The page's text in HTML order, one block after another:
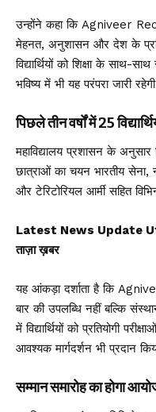
उन्होंने कहा कि Agniveer
मेहनत, अनुशासन और देश के
विद्यार्थियों को शिक्षा के साथ-
भविष्य में भी यह परंपरा जारी
पिछले तीन वर्षों में 25
महाविद्यालय प्रशासन के
छात्राओं का चयन भारतीय सेना,
और टेरिटोरियल आर्मी सहित
Latest News Update
ताज़ा ख़बर
यह आंकड़ा दर्शाता है कि
बार की उपलब्धि नहीं बल्कि
में विद्यार्थियों को प्रतियोगी
आवश्यक मार्गदर्शन भी प्रदान
सम्मान समारोह का होगा